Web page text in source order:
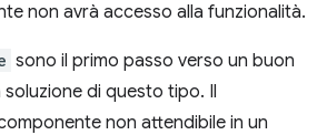
non avrà accesso alla funzionalità.
sono il primo passo verso un buon
di questo tipo. Il
non attendibile in un